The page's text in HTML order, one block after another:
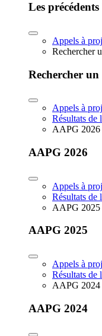
Les
Appels à
Rechercher
Rechercher
Appels à
Résultats
AAPG 2026
AAPG 2026
Appels à
Résultats
AAPG 2025
AAPG 2025
Appels à
Résultats
AAPG 2024
AAPG 2024